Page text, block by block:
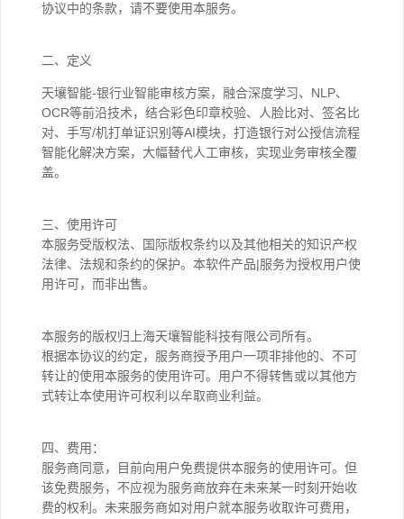
协议中的条款，请不要使用本服务。
二、定义
天壤智能-银行业智能审核方案，融合深度学习、NLP、
OCR等前沿技术，结合彩色印章校验、人脸比对、签名比
对、手写/机打单证识别等AI模块，打造银行对公授信流程
智能化解决方案，大幅替代人工审核，实现业务审核全覆
盖。
三、使用许可
本服务受版权法、国际版权条约以及其他相关的知识产权
法律、法规和条约的保护。本软件产品|服务为授权用户使
用许可，而非出售。
本服务的版权归上海天壤智能科技有限公司所有。
根据本协议的约定，服务商授予用户一项非排他的、不可
转让的使用本服务的使用许可。用户不得转售或以其他方
式转让本使用许可权利以牟取商业利益。
四、费用：
服务商同意，目前向用户免费提供本服务的使用许可。但
该免费服务，不应视为服务商放弃在未来某一时刻开始收
费的权利。未来服务商如对用户就本服务收取许可费用，